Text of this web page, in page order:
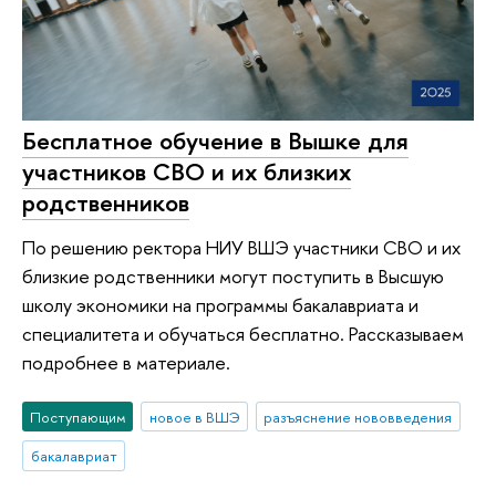
Бесплатное обучение в Вышке для
участников СВО и их близких
родственников
По решению ректора НИУ ВШЭ участники СВО и их
близкие родственники могут поступить в Высшую
школу экономики на программы бакалавриата и
специалитета и обучаться бесплатно. Рассказываем
подробнее в материале.
Поступающим новое в ВШЭ
разъяснение нововведения
бакалавриат